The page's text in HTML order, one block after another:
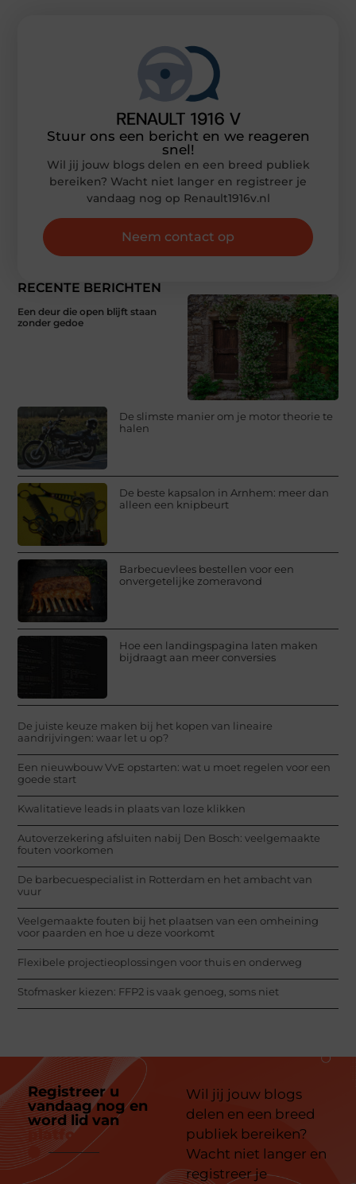
RECENTE BERICHTEN
Een deur die open blijft staan
zonder gedoe
De slimste manier om je motor theorie te
halen
De beste kapsalon in Arnhem: meer dan
alleen een knipbeurt
Barbecuevlees bestellen voor een
onvergetelijke zomeravond
Hoe een landingspagina laten maken
bijdraagt aan meer conversies
De juiste keuze maken bij het kopen van lineaire
aandrijvingen: waar let u op?
Een nieuwbouw VvE opstarten: wat u moet regelen voor een
goede start
Kwalitatieve leads in plaats van loze klikken
Autoverzekering afsluiten nabij Den Bosch: veelgemaakte
fouten voorkomen
De barbecuespecialist in Rotterdam en het ambacht van
vuur
Veelgemaakte fouten bij het plaatsen van een omheining
voor paarden en hoe u deze voorkomt
Flexibele projectieoplossingen voor thuis en onderweg
Stofmasker kiezen: FFP2 is vaak genoeg, soms niet
Stuur ons een bericht en we reageren
snel!
Wil jij jouw blogs delen en een breed publiek
bereiken? Wacht niet langer en registreer je
vandaag nog op Renault1916v.nl
Neem contact op
Registreer u
vandaag nog en
word lid van
platform
Wil jij jouw blogs
delen en een breed
publiek bereiken?
Wacht niet langer en
registreer je